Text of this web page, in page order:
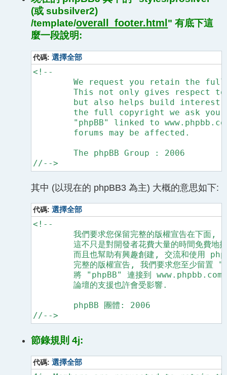
(或 subsilver2)
/template/overall_footer.html " 有底下這
麼一段說明:
代碼:選擇全部
<!--
	We request you retain the full copyright notice below including the link to www.phpbb.com.
	This not only gives respect to the large amount of time given freely by the developers
	The phpBB Group : 2006
//-->
其中 (以現在的 phpBB3 為主) 大概的意思如下:
代碼:選擇全部
<!--
	我們要求您保留完整的版權宣告在下面, 包括到 www.phpbb.com. 的連結.
	這不只是對開發者花費大量的時間免費地提供支援之尊重,
	而且也幫助有興趣創建, 交流和使用 phpBB3 者. 如果您 (果真地) 不能保留
	論壇的支援也許會受影響.
//-->
節錄規則 4j:
代碼:選擇全部